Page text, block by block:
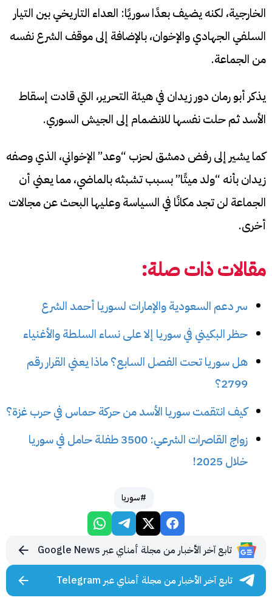
الخارجية، لكنه يضيف بعدًا سوريًا: العداء التاريخي بين التيار
السلفي الجهادي والإخوان، بالإضافة إلى موقف الشرع نفسه
من الجماعة.
يذكر أبو رمان دور زيدان في هيئة التحرير، التي قادت إسقاط
الأسد ثم حلت نفسها للانضمام إلى الجيش السوري.
كما يشير إلى رفض دمشق لحزب “وعد” الإخواني، الذي وصفه
زيدان بأنه “ولد ميتًا” بسبب تشبثه بالماضي، مما يعني أن
الجماعة لن تجد مكانًا في السياسة وعليها البحث عن مجالات
أخرى.
مقالات ذات صلة:
سر دعم السعودية والإمارات لسوريا أحمد الشرع
حظر البكيني في سوريا إلا على نساء السلطة والأغنياء
هل سوريا تحت الفصل السابع؟ ماذا يعني القرار رقم
2799؟
كيف انتقمت سوريا الأسد من حركة حماس في حرب غزة؟
زواج القاصرات الشرعي: 3500 طفلة حامل في سوريا
خلال 2025!
#سوريا
تابع آخر الأخبار من مجلة أمناي عبر Google News
تابع آخر الأخبار من مجلة أمناي عبر Telegram